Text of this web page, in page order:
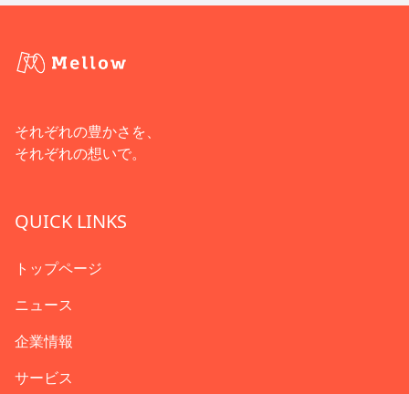
それぞれの豊かさを、
それぞれの想いで。
QUICK LINKS
トップページ
ニュース
企業情報
サービス